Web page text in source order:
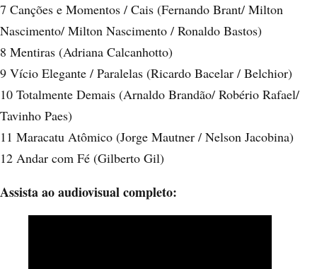
7 Canções e Momentos / Cais (Fernando Brant/ Milton
Nascimento/ Milton Nascimento / Ronaldo Bastos)
8 Mentiras (Adriana Calcanhotto)
9 Vício Elegante / Paralelas (Ricardo Bacelar / Belchior)
10 Totalmente Demais (Arnaldo Brandão/ Robério Rafael/
Tavinho Paes)
11 Maracatu Atômico (Jorge Mautner / Nelson Jacobina)
12 Andar com Fé (Gilberto Gil)
Assista ao audiovisual completo: